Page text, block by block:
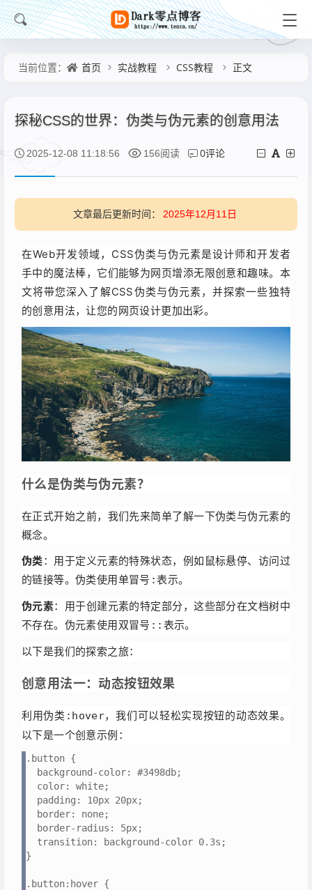
当前位置： 首页 实战教程 CSS教程 正文
探秘CSS的世界：伪类与伪元素的创意用法
2025-12-08 11:18:56 156阅读 0评论
文章最后更新时间： 2025年12月11日
在Web开发领域，CSS伪类与伪元素是设计师和开发者
手中的魔法棒，它们能够为网页增添无限创意和趣味。本
文将带您深入了解CSS伪类与伪元素，并探索一些独特
的创意用法，让您的网页设计更加出彩。
什么是伪类与伪元素？
在正式开始之前，我们先来简单了解一下伪类与伪元素的
概念。
伪类：用于定义元素的特殊状态，例如鼠标悬停、访问过
的链接等。伪类使用单冒号 :表示。
伪元素：用于创建元素的特定部分，这些部分在文档树中
不存在。伪元素使用双冒号 :: 表示。
以下是我们的探索之旅：
创意用法一：动态按钮效果
利用伪类 :hover，我们可以轻松实现按钮的动态效果。
以下是一个创意示例：
.button {
background-color: #3498db;
color: white;
padding: 10px 20px;
border: none;
border-radius: 5px;
transition: background-color 0.3s;
}
.button:hover {